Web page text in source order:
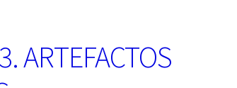
ARTEFACTOS